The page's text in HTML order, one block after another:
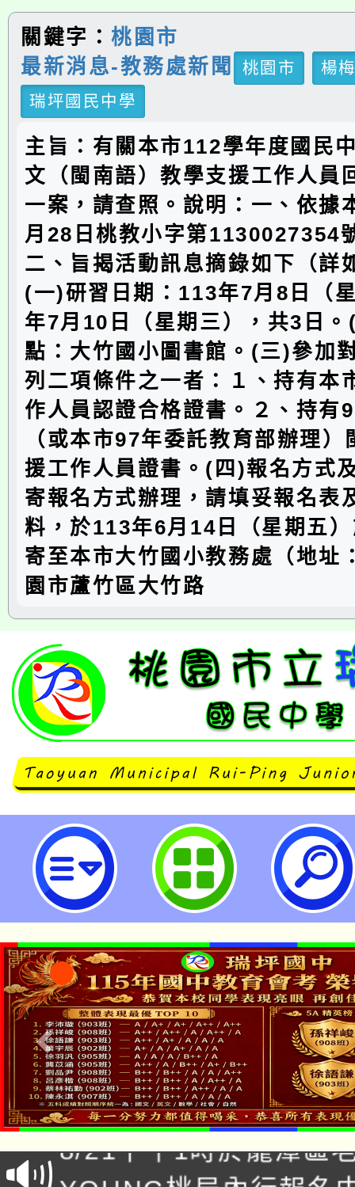
關鍵字：桃園市
最新消息-教務處新聞
桃園市
楊
瑞坪國民中學
主旨：有關本市112學年度國民
文（閩南語）教學支援工作人員
一案，請查照。說明：一、依據
月28日桃教小字第1130027354
二、旨揭活動訊息摘錄如下（詳
(一)研習日期：113年7月8日（
年7月10日（星期三），共3日
點：大竹國小圖書館。(三)參加
列二項條件之一者：１、持有本
作人員認證合格證書。２、持有
（或本市97年委託教育部辦理）
援工作人員證書。(四)報名方式
寄報名方式辦理，請填妥報名表
料，於113年6月14日（星期五
寄至本市大竹國小教務處（地址
園市蘆竹區大竹路
112學年度國民中小學本土語文（
援工作人員回流研習計畫-桃園市
「本色祭」8/29、30在
8/21下午1時於龍潭區
YOUNG桃局內行報名